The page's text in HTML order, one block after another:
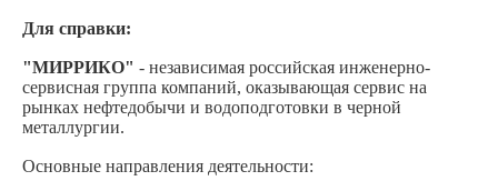
Для справки:
"МИРРИКО" - независимая российская инженерно-
сервисная группа компаний, оказывающая сервис на
рынках нефтедобычи и водоподготовки в черной
металлургии.
Основные направления деятельности: